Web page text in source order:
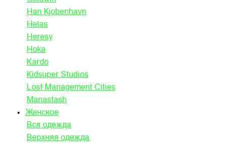
Han Kjobenhavn
Helas
Heresy
Hoka
Kardo
Kidsuper Studios
Lost Management Cities
Manastash
Женское
Вся одежда
Верхняя одежда